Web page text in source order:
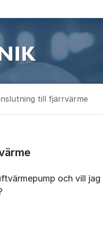
till fjärrvärme
och vill